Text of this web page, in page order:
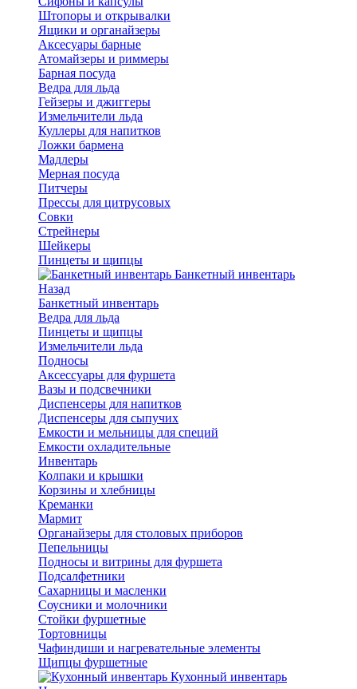
Штопоры и открывалки
Ящики и органайзеры
Аксесуары барные
Атомайзеры и риммеры
Барная посуда
Ведра для льда
Гейзеры и джиггеры
Измельчители льда
Куллеры для напитков
Ложки бармена
Мадлеры
Мерная посуда
Питчеры
Прессы для цитрусовых
Совки
Стрейнеры
Шейкеры
Пинцеты и щипцы
Банкетный инвентарь
Назад
Банкетный инвентарь
Ведра для льда
Пинцеты и щипцы
Измельчители льда
Подносы
Аксессуары для фуршета
Вазы и подсвечники
Диспенсеры для напитков
Диспенсеры для сыпучих
Емкости и мельницы для специй
Емкости охладительные
Инвентарь
Колпаки и крышки
Корзины и хлебницы
Креманки
Мармит
Органайзеры для столовых приборов
Пепельницы
Подносы и витрины для фуршета
Подсалфетники
Сахарницы и масленки
Соусники и молочники
Стойки фуршетные
Тортовницы
Чафиндиши и нагревательные элементы
Щипцы фуршетные
Кухонный инвентарь